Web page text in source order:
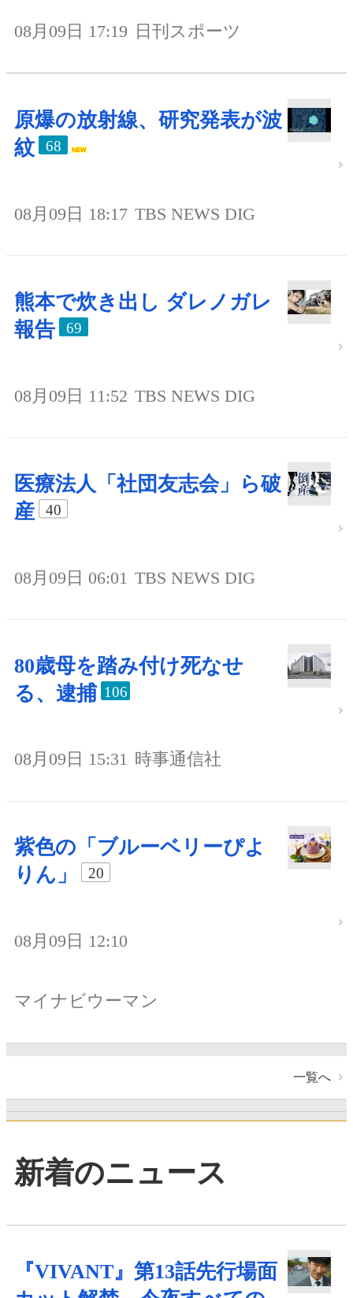
08月09日 17:19 日刊スポーツ
原爆の放射線、研究発表が波
紋
68
08月09日 18:17 TBS NEWS DIG
熊本で炊き出し ダレノガレ
報告
69
08月09日 11:52 TBS NEWS DIG
医療法人「社団友志会」ら破
産
40
08月09日 06:01 TBS NEWS DIG
80歳母を踏み付け死なせ
る、逮捕 106
08月09日 15:31 時事通信社
紫色の「ブルーベリーぴよ
りん」
20
08月09日 12:10
マイナビウーマン
一覧へ
新着のニュース
『VIVANT』第13話先行場面